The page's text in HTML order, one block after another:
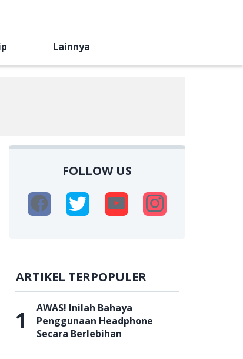
Lainnya
FOLLOW US
ARTIKEL TERPOPULER
1
AWAS! Inilah Bahaya
Penggunaan Headphone
Secara Berlebihan